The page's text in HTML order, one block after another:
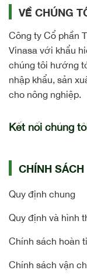
VỀ CHÚNG
Công ty Cổ phần
Vinasa với khẩu
chúng tôi hướng
nhập khẩu, sản
cho nông nghiệp.
Kết nối chúng
CHÍNH SÁCH
Quy định chung
Quy định và hình
Chính sách hoàn
Chính sách vận